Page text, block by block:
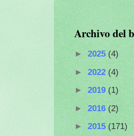
Archivo del
► 2025 (4)
► 2022 (4)
► 2019 (1)
► 2016 (2)
► 2015 (171)